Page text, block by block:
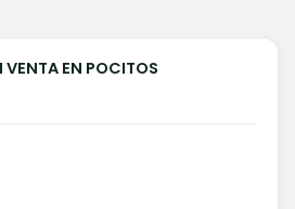
EN POCITOS